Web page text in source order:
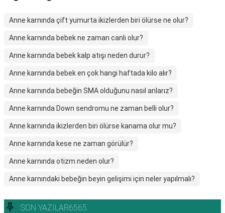
Anne karnında çift yumurta ikizlerden biri ölürse ne olur?
Anne karnında bebek ne zaman canlı olur?
Anne karnında bebek kalp atışı neden durur?
Anne karnında bebek en çok hangi haftada kilo alır?
Anne karnında bebeğin SMA olduğunu nasıl anlarız?
Anne karnında Down sendromu ne zaman belli olur?
Anne karnında ikizlerden biri ölürse kanama olur mu?
Anne karnında kese ne zaman görülür?
Anne karnında otizm neden olur?
Anne karnındaki bebeğin beyin gelişimi için neler yapılmalı?
SON YAZILAR6565